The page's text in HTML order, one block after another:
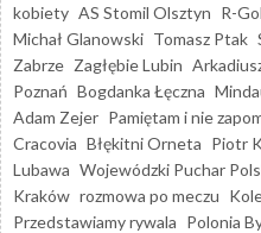
kobiety AS Stomil Olsztyn R-Gol
Michał Glanowski Tomasz Ptak
Zabrze Zagłębie Lubin
Poznań Bogdanka Łęczna
Adam Zejer Pamiętam i nie
Cracovia Błękitni Orneta Piotr
Lubawa Wojewódzki Puchar
Kraków rozmowa po meczu
Przedstawiamy rywala Polonia